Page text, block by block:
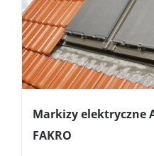
Markizy elektryczne
FAKRO